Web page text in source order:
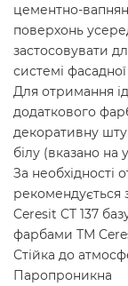
цементно-
поверхонь
застосовувати
системі фасадної
Для отримання
додаткового
декоративну
білу (вказано на
За необхідності
рекомендується
Ceresit CT 137
фарбами ТМ
Стійка до
Паропроникна